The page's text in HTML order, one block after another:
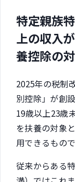
特定親族
上の収入
養控除の
2025年の税制
別控除」が創
19歳以上23歳
を扶養の対象
用できるもので
従来からある